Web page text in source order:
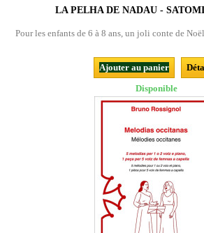
LA PELHA DE NADAU -
Pour les enfants de 6 à 8 ans, un joli conte de
Ajouter au panier
Disponible